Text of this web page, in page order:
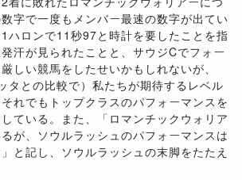
字で一度もメンバー最速の数字が出てい
ハロンで11秒97と時計を要したことを指
汗が見られたことと、サウジCでフォー
しい競馬をしたせいかもしれないが、
タとの比較で）私たちが期待するレベル
れでもトップクラスのパフォーマンスを
ている。また、「ロマンチックウォリア
が、ソウルラッシュのパフォーマンスは
と記し、ソウルラッシュの末脚をたたえ